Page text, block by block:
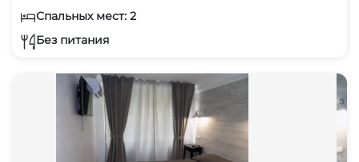
Спальных мест: 2
Без питания